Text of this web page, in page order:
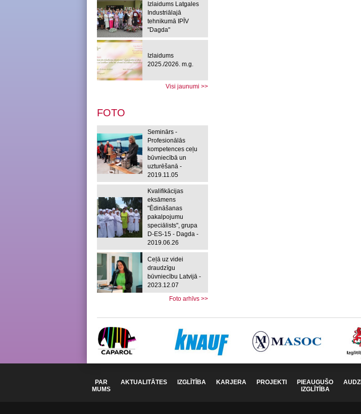
Izlaidums Latgales
Industriālajā
tehnikumā IPĪV
"Dagda"
Izlaidums
2025./2026. m.g.
Visi jaunumi >>
FOTO
Seminārs -
Profesionālās
kompetences ceļu
būvniecībā un
uzturēšanā -
2019.11.05
Kvalifikācijas
eksāmens
"Ēdināšanas
pakalpojumu
speciālists", grupa
D-ES-15 - Dagda -
2019.06.26
Ceļā uz videi
draudzīgu
būvniecību Latvijā -
2023.12.07
Foto arhīvs >>
PAR
MUMS
AKTUALITĀTES IZGLĪTĪBA KARJERA PROJEKTI
PIEAUGUŠO
IZGLĪTĪBA